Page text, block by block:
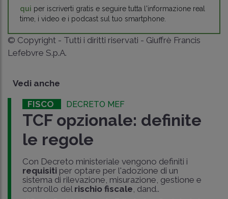
qui per iscriverti gratis e seguire tutta l'informazione real
time, i video e i podcast sul tuo smartphone.
© Copyright - Tutti i diritti riservati - Giuffrè Francis
Lefebvre S.p.A.
Vedi anche
FISCO DECRETO MEF
TCF opzionale: definite
le regole
Con Decreto ministeriale vengono definiti i
requisitiper optare per l'adozione di un
sistema di rilevazione, misurazione, gestione e
controllo del rischio fiscale, dand..